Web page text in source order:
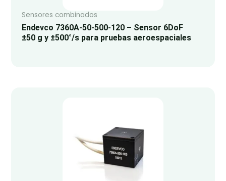
Sensores combinados
Endevco 7360A-50-500-120 – Sensor 6DoF
±50 g y ±500°/s para pruebas aeroespaciales